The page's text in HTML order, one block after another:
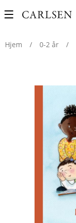
Main
Hjem
/ 0-2 år /